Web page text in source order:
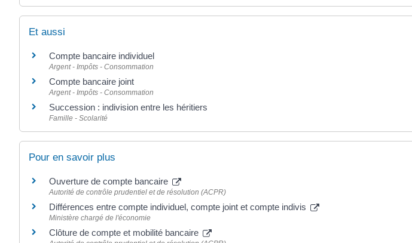
Et aussi
Compte bancaire individuel
Argent - Impôts - Consommation
Compte bancaire joint
Argent - Impôts - Consommation
Succession : indivision entre les héritiers
Famille - Scolarité
Pour en savoir plus
Ouverture de compte bancaire
Autorité de contrôle prudentiel et de résolution (ACPR)
Différences entre compte individuel, compte joint et compte indivis
Ministère chargé de l'économie
Clôture de compte et mobilité bancaire